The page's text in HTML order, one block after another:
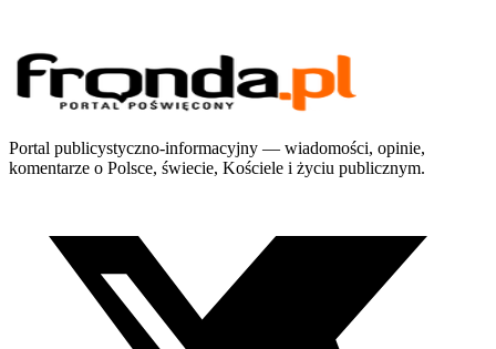
Portal publicystyczno-informacyjny — wiadomości, opinie,
komentarze o Polsce, świecie, Kościele i życiu publicznym.